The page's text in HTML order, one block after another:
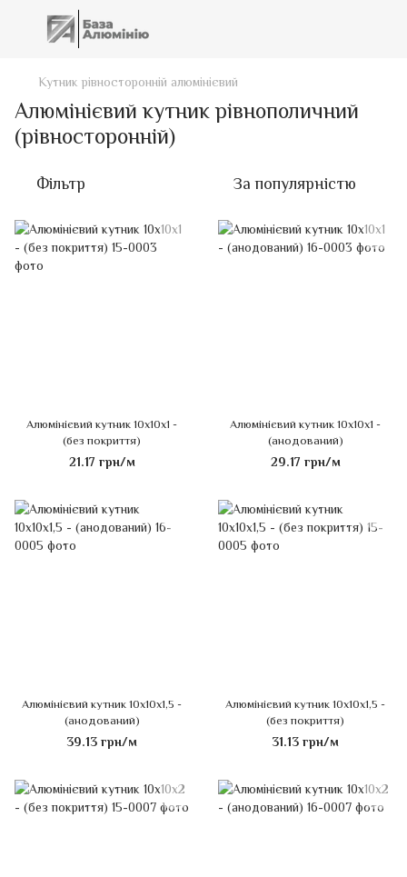
Кутник рівносторонній алюмінієвий
Алюмінієвий кутник рівнополичний
(рівносторонній)
Фільтр За популярністю
Алюмінієвий кутник 10х10х1 -
(без покриття)
21.17 грн/м
Алюмінієвий кутник 10х10х1 -
(анодований)
29.17 грн/м
Алюмінієвий кутник 10х10х1,5 -
(анодований)
39.13 грн/м
Алюмінієвий кутник 10х10х1,5 -
(без покриття)
31.13 грн/м